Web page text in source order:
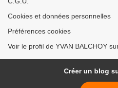
Cookies et données personnelles
Préférences cookies
Voir le profil de YVAN BALCHOY
Créer un blog